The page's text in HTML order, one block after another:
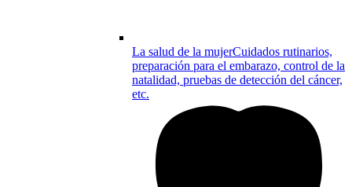
La salud de la mujerCuidados rutinarios,
preparación para el embarazo, control de la
natalidad, pruebas de detección del cáncer,
etc.